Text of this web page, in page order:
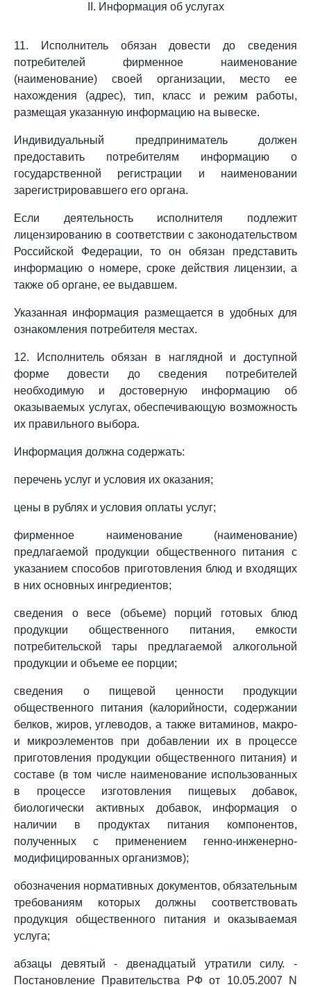
II. Информация об услугах
11. Исполнитель обязан довести до сведения
потребителей фирменное наименование
(наименование) своей организации, место ее
нахождения (адрес), тип, класс и режим работы,
размещая указанную информацию на вывеске.
Индивидуальный предприниматель должен
предоставить потребителям информацию о
государственной регистрации и наименовании
зарегистрировавшего его органа.
Если деятельность исполнителя подлежит
лицензированию в соответствии с законодательством
Российской Федерации, то он обязан представить
информацию о номере, сроке действия лицензии, а
также об органе, ее выдавшем.
Указанная информация размещается в удобных для
ознакомления потребителя местах.
12. Исполнитель обязан в наглядной и доступной
форме довести до сведения потребителей
необходимую и достоверную информацию об
оказываемых услугах, обеспечивающую возможность
их правильного выбора.
Информация должна содержать:
перечень услуг и условия их оказания;
цены в рублях и условия оплаты услуг;
фирменное наименование (наименование)
предлагаемой продукции общественного питания с
указанием способов приготовления блюд и входящих
в них основных ингредиентов;
сведения о весе (объеме) порций готовых блюд
продукции общественного питания, емкости
потребительской тары предлагаемой алкогольной
продукции и объеме ее порции;
сведения о пищевой ценности продукции
общественного питания (калорийности, содержании
белков, жиров, углеводов, а также витаминов, макро-
и микроэлементов при добавлении их в процессе
приготовления продукции общественного питания) и
составе (в том числе наименование использованных
в процессе изготовления пищевых добавок,
биологически активных добавок, информация о
наличии в продуктах питания компонентов,
полученных с применением генно-инженерно-
модифицированных организмов);
обозначения нормативных документов, обязательным
требованиям которых должны соответствовать
продукция общественного питания и оказываемая
услуга;
абзацы девятый - двенадцатый утратили силу. -
Постановление Правительства РФ от 10.05.2007 N